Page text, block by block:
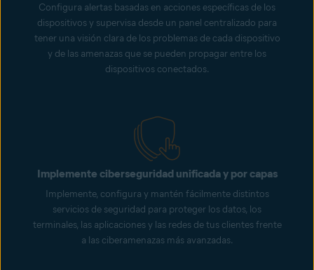
Configura alertas basadas en acciones específicas de los
dispositivos y supervisa desde un panel centralizado para
tener una visión clara de los problemas de cada dispositivo
y de las amenazas que se pueden propagar entre los
dispositivos conectados.
Implemente ciberseguridad unificada y por capas
Implemente, configura y mantén fácilmente distintos
servicios de seguridad para proteger los datos, los
terminales, las aplicaciones y las redes de tus clientes frente
a las ciberamenazas más avanzadas.